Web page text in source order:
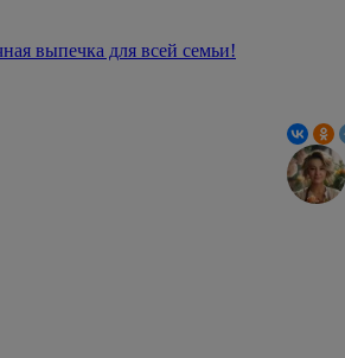
выпечка для всей семьи!